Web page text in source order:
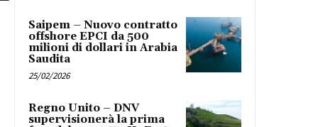
Saipem – Nuovo contratto
offshore EPCI da 500
milioni di dollari in Arabia
Saudita
25/02/2026
Regno Unito – DNV
supervisionerà la prima